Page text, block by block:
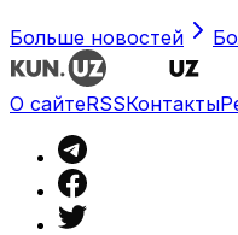
Больше новостей
О сайтеRSSКонтакты